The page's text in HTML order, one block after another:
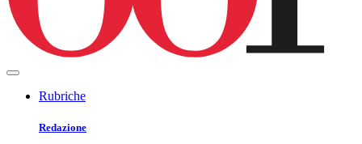
Rubriche
Redazione